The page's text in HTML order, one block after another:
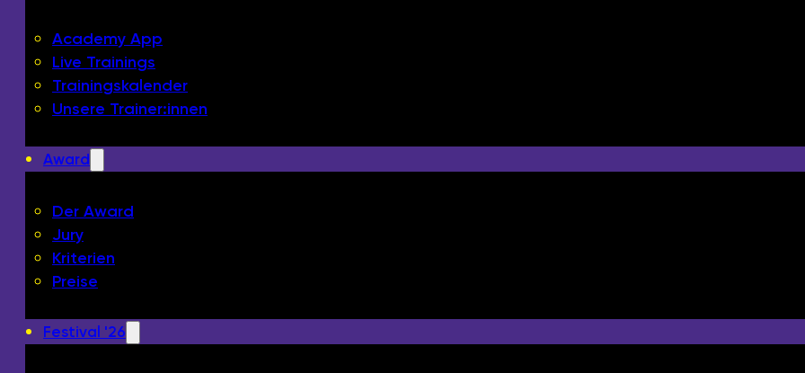
Academy App
Live Trainings
Trainingskalender
Unsere Trainer:innen
Award
Der Award
Jury
Kriterien
Preise
Festival '26